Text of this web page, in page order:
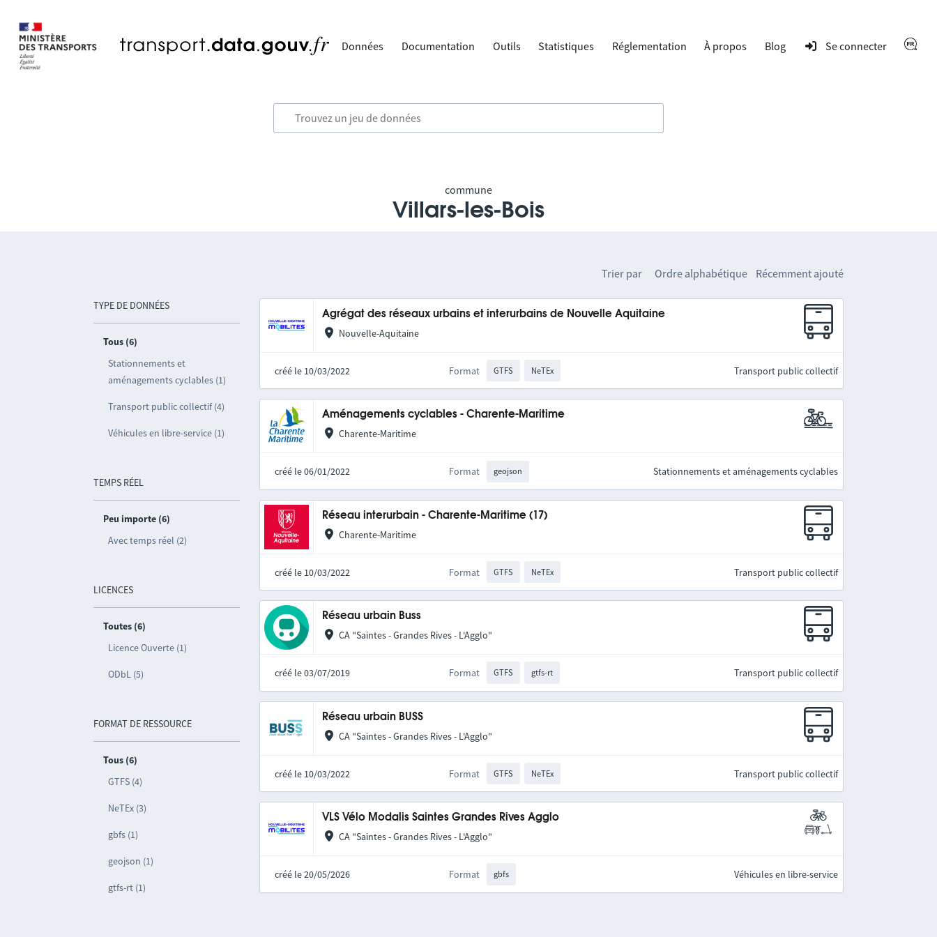
Données Documentation Outils Statistiques Réglementation À propos Blog Se connecter
commune
Villars-les-Bois
TYPE DE DONNÉES
Tous (6)
Stationnements et
aménagements cyclables (1)
Transport public collectif (4)
Véhicules en libre-service (1)
TEMPS RÉEL
Peu importe (6)
Avec temps réel (2)
LICENCES
Toutes (6)
Licence Ouverte (1)
ODbL (5)
FORMAT DE RESSOURCE
Tous (6)
GTFS (4)
NeTEx (3)
gbfs (1)
geojson (1)
gtfs-rt (1)
Trier par Ordre alphabétique Récemment ajouté
Agrégat des réseaux urbains et interurbains de Nouvelle Aquitaine
Nouvelle-Aquitaine
créé le 10/03/2022 Format GTFS NeTEx Transport public collectif
Aménagements cyclables - Charente-Maritime
Charente-Maritime
créé le 06/01/2022 Format geojson Stationnements et aménagements cyclables
Réseau interurbain - Charente-Maritime (17)
Charente-Maritime
créé le 10/03/2022 Format GTFS NeTEx Transport public collectif
Réseau urbain Buss
CA "Saintes - Grandes Rives - L'Agglo"
créé le 03/07/2019 Format GTFS gtfs-rt Transport public collectif
Réseau urbain BUSS
CA "Saintes - Grandes Rives - L'Agglo"
créé le 10/03/2022 Format GTFS NeTEx Transport public collectif
VLS Vélo Modalis Saintes Grandes Rives Agglo
CA "Saintes - Grandes Rives - L'Agglo"
créé le 20/05/2026 Format gbfs Véhicules en libre-service